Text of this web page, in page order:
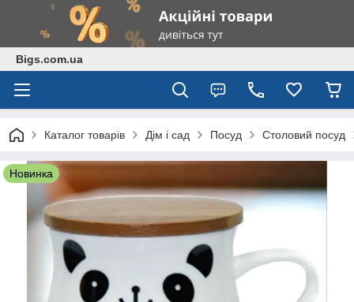
Bigs.com.ua
Каталог товарів Дім і сад Посуд Столовий посуд
Новинка